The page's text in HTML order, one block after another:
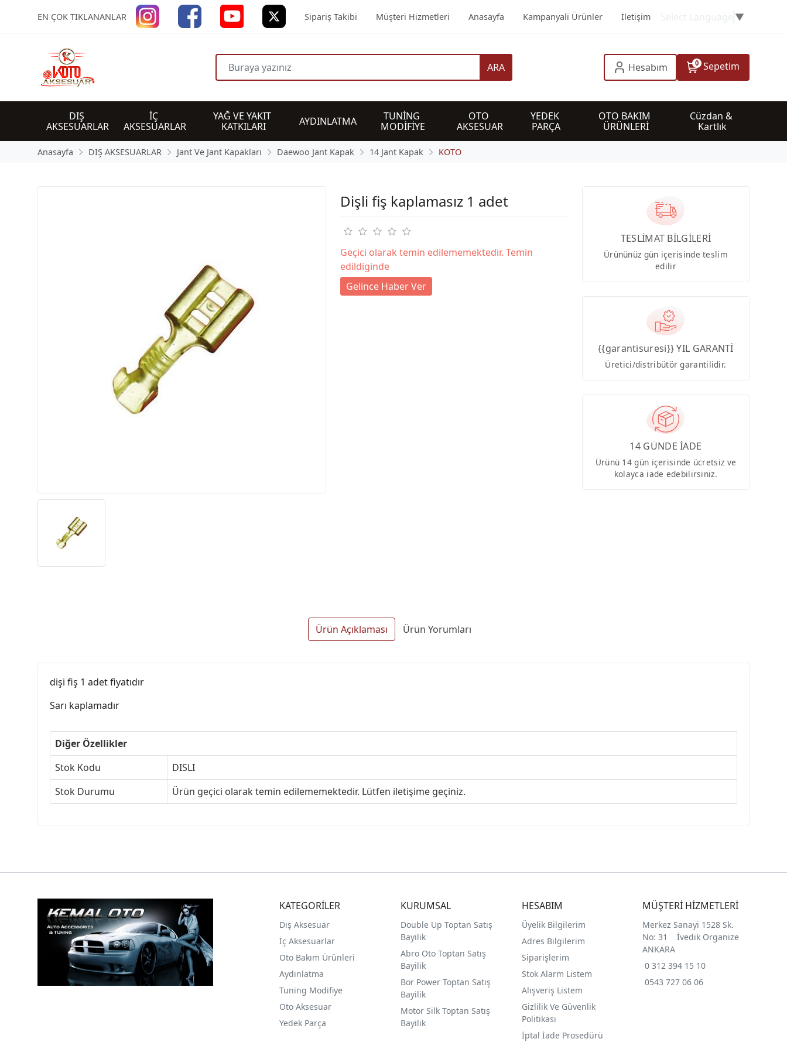
EN ÇOK TIKLANANLAR Sipariş Takibi Müşteri Hizmetleri Anasayfa Kampanyali Ürünler İletişim ▼
ARA Hesabım 0 Sepetim
DIŞ
AKSESUARLAR
İÇ
AKSESUARLAR
YAĞ VE YAKIT
KATKILARI
AYDINLATMA
TUNİNG
MODİFİYE
OTO
AKSESUAR
YEDEK
PARÇA
OTO BAKIM
ÜRÜNLERİ
Cüzdan &
Kartlık
Anasayfa DIŞ AKSESUARLAR Jant Ve Jant Kapakları Daewoo Jant Kapak 14 Jant Kapak KOTO
Dişli fiş kaplamasız 1 adet
Geçici olarak temin edilememektedir. Temin
edildiginde
Gelince Haber Ver
TESLİMAT BİLGİLERİ
Ürününüz gün içerisinde teslim
edilir
{{garantisuresi}} YIL GARANTİ
Üretici/distribütör garantilidir.
14 GÜNDE İADE
Ürünü 14 gün içerisinde ücretsiz ve
kolayca iade edebilirsiniz.
Ürün Açıklaması Ürün Yorumları
dişi fiş 1 adet fiyatıdır
Sarı kaplamadır
Diğer Özellikler
Stok Kodu
DISLI
Stok Durumu
Ürün geçici olarak temin edilememektedir. Lütfen iletişime geçiniz.
KATEGORİLER
Dış Aksesuar
İç Aksesuarlar
Oto Bakım Ürünleri
Aydınlatma
Tuning Modifiye
Oto Aksesuar
Yedek Parça
KURUMSAL
Double Up Toptan Satış
Bayilik
Abro Oto Toptan Satış
Bayilik
Bor Power Toptan Satış
Bayilik
Motor Silk Toptan Satış
Bayilik
HESABIM
Üyelik Bilgilerim
Adres Bilgilerim
Siparişlerim
Stok Alarm Listem
Alışveriş Listem
Gizlilik Ve Güvenlik
Politikası
İptal İade Prosedürü
MÜŞTERİ HİZMETLERİ
Merkez Sanayi 1528 Sk.
No: 31 İvedik Organize
ANKARA
0 312 394 15 10
0543 727 06 06